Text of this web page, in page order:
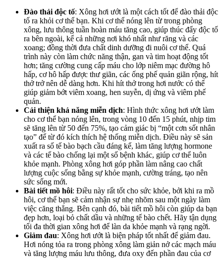
Đào thải độc tố: Xông hơi ướt là một cách tốt để đào thải độc
tố ra khỏi cơ thể bạn. Khi cơ thể nóng lên từ trong phòng
xông, lưu thông tuần hoàn máu tăng cao, giúp thúc đẩy độc tố
ra bên ngoài, kể cả những nơi khó nhất như răng và các
xoang; đồng thời đưa chất dinh dưỡng đi nuôi cơ thể. Quá
trình này còn làm chức năng thận, gan và tim hoạt động tốt
hơn; tăng cường cung cấp máu cho lớp niêm mạc đường hô
hấp, cơ hô hấp được thư giãn, các ống phế quản giãn rộng, hít
thở trở nên dễ dàng hơn. Khi hít thở trong hơi nước có thể
giúp giảm bớt viêm xoang, hen suyễn, dị ứng và viêm phế
quản.
Cải thiện khả năng miễn dịch: Hình thức xông hơi ướt làm
cho cơ thể bạn nóng lên, trong vòng 10 đến 15 phút, nhịp tim
sẽ tăng lên từ 50 đến 75%, tạo cảm giác bị “một cơn sốt nhân
tạo” để từ đó kích thích hệ thống miễn dịch. Điều này sẽ sản
xuất ra số tế bào bạch cầu đáng kể, làm tăng lượng hormone
và các tế bào chống lại một số bệnh khác, giúp cơ thể luôn
khỏe mạnh. Phòng xông hơi góp phần làm nâng cao chất
lượng cuộc sống bằng sự khỏe mạnh, cường tráng, tạo nên
sức sống mới.
Bài tiết mồ hôi: Điều này rất tốt cho sức khỏe, bởi khi ra mồ
hôi, cơ thể bạn sẽ cảm nhận sự nhẹ nhõm sau một ngày làm
việc căng thẳng. Bên cạnh đó, bài tiết mồ hôi còn giúp da bạn
đẹp hơn, loại bỏ chất dầu và những tế bào chết. Hãy tận dụng
tối đa thời gian xông hơi để làn da khỏe mạnh và rạng ngời.
Giảm đau: Xông hơi ướt là biện pháp tốt nhất để giảm đau.
Hơi nóng tỏa ra trong phòng xông làm giản nở các mạch máu
và tăng lượng máu lưu thông, đưa oxy đến phần đau của cơ